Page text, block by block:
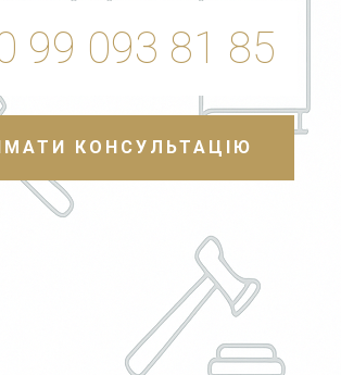
99 093 81 85
КОНСУЛЬТАЦІЮ